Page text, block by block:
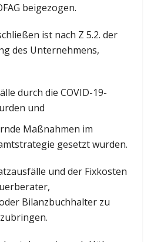
beigezogen.
ist nach Z 5.2. der
des Unternehmens,
durch die COVID-19-
und
Maßnahmen im
gesetzt wurden.
und der Fixkosten
Bilanzbuchhalter zu